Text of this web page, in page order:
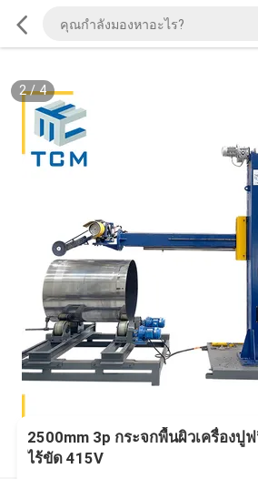
2/4
2500mm 3p กระจกพื้นผิวเครื่องปู
ไร้ขัด 415V